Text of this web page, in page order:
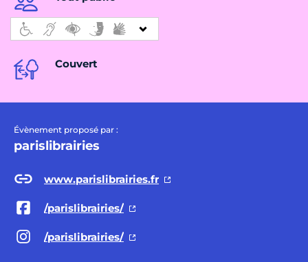
Couvert
Évènement proposé par :
parislibrairies
www.parislibrairies.fr
/parislibrairies/
/parislibrairies/